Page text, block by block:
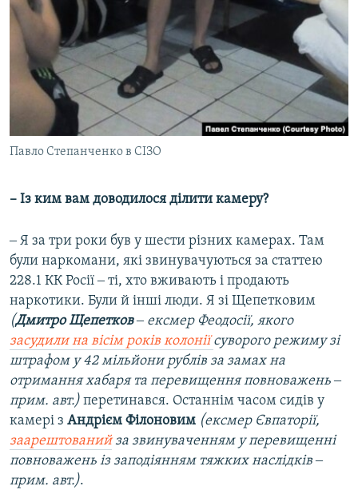
Павло Степанченко в СІЗО
– Із ким вам доводилося ділити камеру?
‒ Я за три роки був у шести різних камерах. Там
були наркомани, які звинувачуються за статтею
228.1 КК Росії ‒ ті, хто вживають і продають
наркотики. Були й інші люди. Я зі Щепетковим
(Дмитро Щепетков‒ ексмер Феодосії, якого
засудили на вісім років колоніїсуворого режиму зі
штрафом у 42 мільйони рублів за замах на
отримання хабаря та перевищення повноважень ‒
прим. авт.) перетинався. Останнім часом сидів у
камері з Андрієм Філоновим (ексмер Євпаторії,
заарештованийза звинуваченням у перевищенні
повноважень із заподіянням тяжких наслідків ‒
прим. авт.).